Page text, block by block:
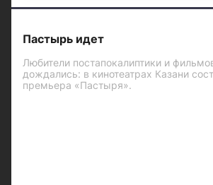
Пастырь идет
Любители постапокалиптики и
дождались: в кинотеатрах Казани
премьера «Пастыря».